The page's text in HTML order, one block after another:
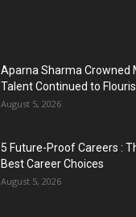
Aparna Sharma Crowned
Talent Continued to
August 5, 2026
5 Future-Proof Careers :
Best Career Choices
August 5, 2026